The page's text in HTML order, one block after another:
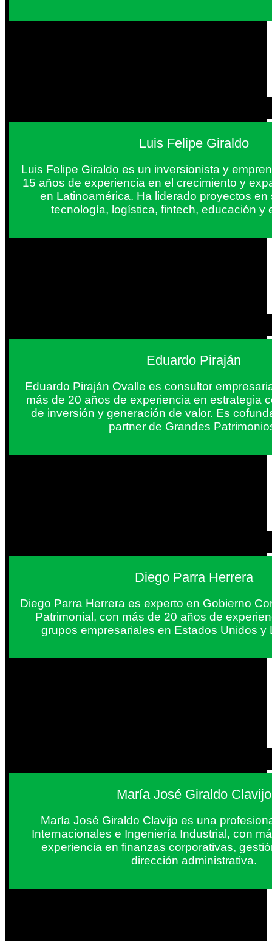
Luis Felipe Giraldo
Luis Felipe Giraldo es un inversionista y
15 años de experiencia en el crecimiento y
en Latinoamérica. Ha liderado proyectos en
tecnología, logística, fintech, educación y
Eduardo Piraján
Eduardo Piraján Ovalle es consultor
más de 20 años de experiencia en estrategia
de inversión y generación de valor. Es
partner de Grandes
Diego Parra Herrera
Diego Parra Herrera es experto en Gobierno
Patrimonial, con más de 20 años de
grupos empresariales en Estados Unidos y
María José Giraldo Clavijo
María José Giraldo Clavijo es una
Internacionales e Ingeniería Industrial, con
experiencia en finanzas corporativas,
dirección administrativa.